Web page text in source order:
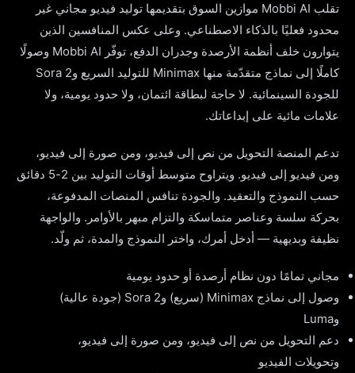
تقلب Mobbi AI موازين السوق بتقديمها توليد فيديو مجاني غير
محدود فعليًا بالذكاء الاصطناعي. وعلى عكس المنافسين الذين
يتوارون خلف أنظمة الأرصدة وجدران الدفع، توفّر Mobbi AI وصولًا
كاملًا إلى نماذج متقدّمة منها Minimax للتوليد السريع وSora 2
للجودة السينمائية. لا حاجة لبطاقة ائتمان، ولا حدود يومية، ولا
علامات مائية على إبداعاتك.
تدعم المنصة التحويل من نص إلى فيديو، ومن صورة إلى فيديو،
ومن فيديو إلى فيديو. ويتراوح متوسط أوقات التوليد بين 2-5 دقائق
حسب النموذج والتعقيد. والجودة تنافس المنصات المدفوعة،
بحركة سلسة وعناصر متماسكة والتزام مبهر بالأوامر. والواجهة
نظيفة وبديهية — أدخل أمرك، واختر النموذج والمدة، ثم ولّد.
مجاني تمامًا دون نظام أرصدة أو حدود يومية
وصول إلى نماذج Minimax (سريع) وSora 2 (جودة عالية)
وLuma
دعم التحويل من نص إلى فيديو، ومن صورة إلى فيديو،
وتحويلات الفيديو